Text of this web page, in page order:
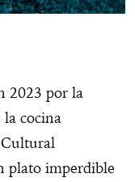
2023 por la
cocina
plato imperdible